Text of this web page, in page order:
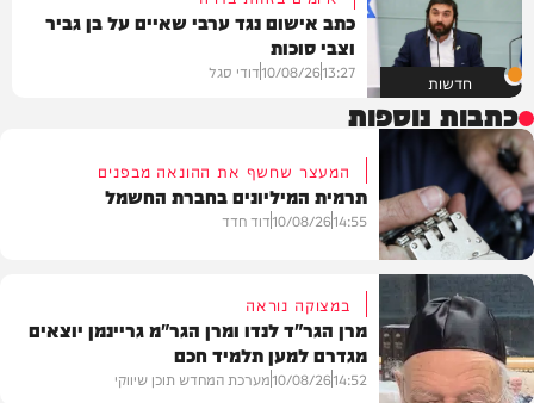
חדשות
כתב אישום נגד ערבי שאיים על בן גביר
וצבי סוכות
13:27
10/08/26דודי סגל
כתבות נוספות
חדשות
המעצר שחשף את ההונאה מבפנים
תרמית המיליונים בחברת החשמל
14:55
10/08/26דוד חדד
במצוקה נוראה
מרן הגר"ד לנדו ומרן הגר"מ גריינמן יוצאים
מגדרם למען תלמיד חכם
14:52
10/08/26מערכת המחדש תוכן שיווקי